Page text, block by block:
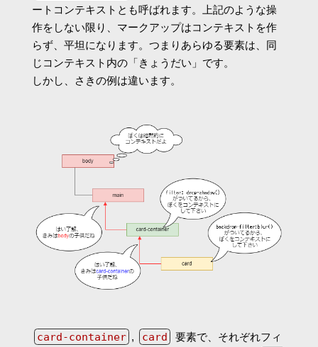
ートコンテキストとも呼ばれます。上記のような操
作をしない限り、マークアップはコンテキストを作
らず、平坦になります。つまりあらゆる要素は、同
じコンテキスト内の「きょうだい」です。
しかし、さきの例は違います。
card-container , card
要素で、それぞれフィ